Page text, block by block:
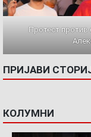
Протест против
ПРИЈАВИ
КОЛУМНИ